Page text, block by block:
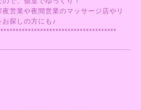
営業や夜間営業のマッサージ店やリ
探しの方にも♪